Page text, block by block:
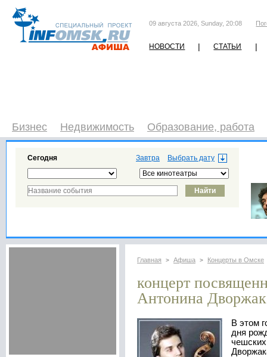
09 августа 2026, Sunday, 20:08
НОВОСТИ | СТАТЬИ |
Бизнес Недвижимость Образование, работа
Завтра
Сегодня
Главная > Афиша > Концерты в Омске
концерт
Антонина
В этом году исполняется 170 лет со
дня